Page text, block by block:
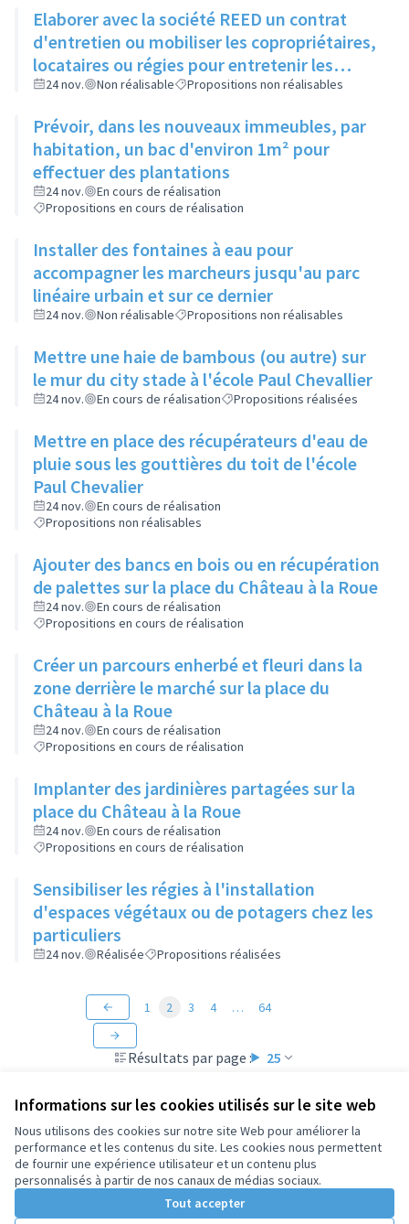
Informations sur les cookies utilisés sur le site web
Nous utilisons des cookies sur notre site Web pour améliorer la
performance et les contenus du site. Les cookies nous permettent
de fournir une expérience utilisateur et un contenu plus
personnalisés à partir de nos canaux de médias sociaux.
Tout accepter
Elaborer avec la société REED un contrat
d'entretien ou mobiliser les copropriétaires,
locataires ou régies pour entretenir les
espaces verts entre bâtiments
24 nov. Non réalisable Propositions non réalisables
Prévoir, dans les nouveaux immeubles, par
habitation, un bac d'environ 1m² pour
effectuer des plantations
24 nov.
En cours de réalisation
Propositions en cours de réalisation
Installer des fontaines à eau pour
accompagner les marcheurs jusqu'au parc
linéaire urbain et sur ce dernier
24 nov. Non réalisable Propositions non réalisables
Mettre une haie de bambous (ou autre) sur
le mur du city stade à l'école Paul Chevallier
24 nov. En cours de réalisation Propositions réalisées
Mettre en place des récupérateurs d'eau de
pluie sous les gouttières du toit de l'école
Paul Chevalier
24 nov.
En cours de réalisation
Propositions non réalisables
Ajouter des bancs en bois ou en récupération
de palettes sur la place du Château à la Roue
24 nov.
En cours de réalisation
Propositions en cours de réalisation
Créer un parcours enherbé et fleuri dans la
zone derrière le marché sur la place du
Château à la Roue
24 nov.
En cours de réalisation
Propositions en cours de réalisation
Implanter des jardinières partagées sur la
place du Château à la Roue
24 nov.
En cours de réalisation
Propositions en cours de réalisation
Sensibiliser les régies à l'installation
d'espaces végétaux ou de potagers chez les
particuliers
24 nov. Réalisée Propositions réalisées
Résultats par page : 25
1 2 3 4 … 64
Conditions d'utilisation
Paramètres des cookies